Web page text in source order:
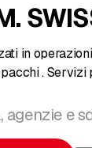
in
. Servizi
agenzie e